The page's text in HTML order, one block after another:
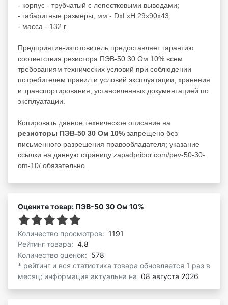
- корпус - трубчатый с лепестковыми выводами;
- габаритные размеры, мм - DxLxH 29x90x43;
- масса - 132 г.
Предприятие-изготовитель предоставляет гарантию
соответствия резистора ПЭВ-50 30 Ом 10% всем
требованиям технических условий при соблюдении
потребителем правил и условий эксплуатации, хранения
и транспортирования, установленных документацией по
эксплуатации.
Копировать данное техническое описание на
резисторы ПЭВ-50 30 Ом 10% запрещено без
письменного разрешения правообладателя; указание
ссылки на данную страницу zapadpribor.com/pev-50-30-
om-10/ обязательно.
Оцените товар: ПЭВ-50 30 Ом 10%
Количество просмотров: 1191
Рейтинг товара: 4.8
Количество оценок: 578
* рейтинг и вся статистика товара обновляется 1 раз в
месяц; информация актуальна на 08 августа 2026